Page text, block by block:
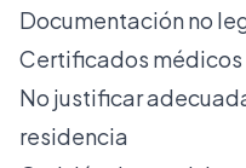
Documentación no
Certificados
No justificar
residencia